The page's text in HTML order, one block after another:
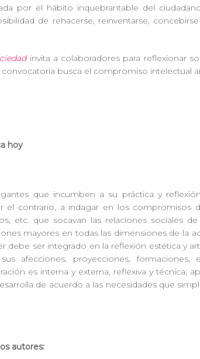
por el hábito inquebrantable del
de rehacerse, reinventarse,
invita a colaboradores para reflexionar
busca el compromiso intelectual
hoy
que incumben a su práctica y
contrario, a indagar en los compromisos
etc. que socavan las relaciones sociales
mayores en todas las dimensiones de la
debe ser integrado en la reflexión estética y
afecciones, proyecciones,
es interna y externa, reflexiva y técnica;
de acuerdo a las necesidades que
autores: